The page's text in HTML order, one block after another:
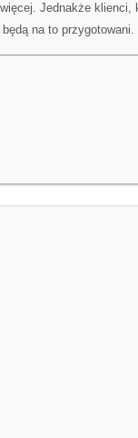
Jednakże klienci,
na to przygotowani.